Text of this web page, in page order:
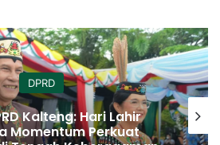
DPRD
Kalteng: Hari Lahir
Momentum Perkuat